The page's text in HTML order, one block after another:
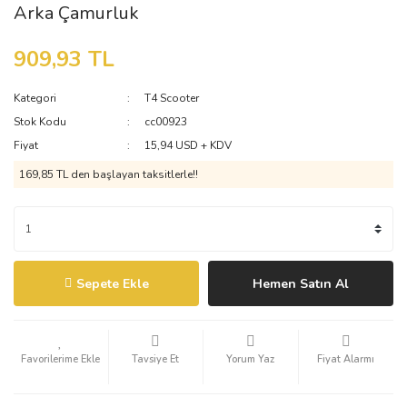
Arka Çamurluk
909,93 TL
Kategori
T4 Scooter
Stok Kodu
cc00923
Fiyat
15,94 USD + KDV
169,85 TL den başlayan taksitlerle!!
Sepete Ekle Hemen Satın Al
Tavsiye Et Yorum Yaz Fiyat Alarmı